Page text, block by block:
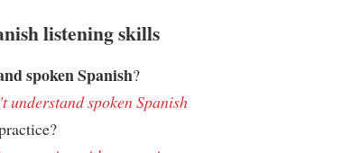
listening skills
spoken Spanish?
understand spoken Spanish